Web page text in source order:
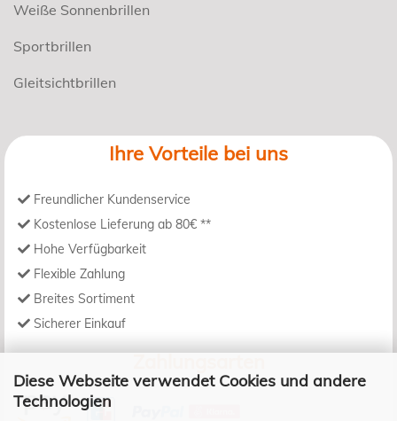
Diese Webseite verwendet Cookies und andere
Technologien
Weiße Sonnenbrillen
Sportbrillen
Gleitsichtbrillen
Ihre Vorteile bei uns
Freundlicher Kundenservice
Kostenlose Lieferung ab 80€ **
Hohe Verfügbarkeit
Flexible Zahlung
Breites Sortiment
Sicherer Einkauf